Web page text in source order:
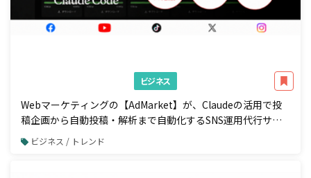
ビジネス
Webマーケティングの【AdMarket】が、Claudeの活用で投
稿企画から自動投稿・解析まで自動化するSNS運用代行サー
ビスの提供を開始
ビジネス / トレンド